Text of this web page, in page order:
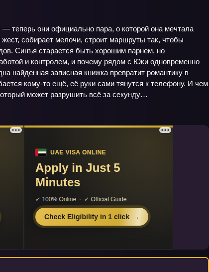
теперь они официально пара, о которой она мечтала
собирает мелочи, строит маршруты так, чтобы
Синъя старается быть хорошим парнем, но
и контролем, и почему рядом с Юки одновременно
найденная записная книжка превратит романтику в
кому-то ещё, её руки сами тянутся к телефону. И чем
может разрушить всё за секунду…